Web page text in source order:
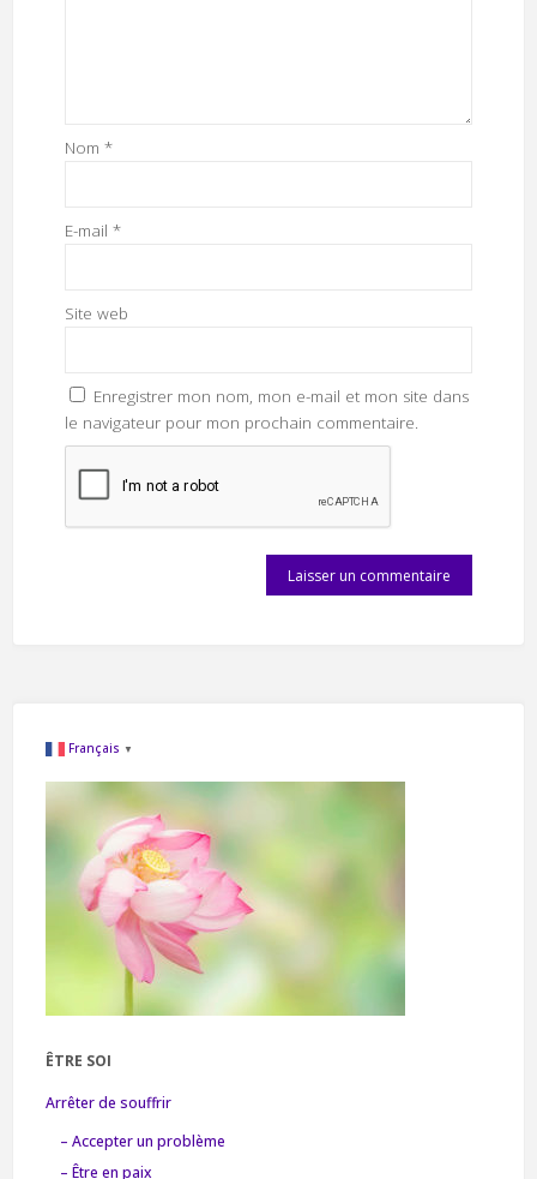
Nom *
E-mail *
Site web
Enregistrer mon nom, mon e-mail et mon site dans
le navigateur pour mon prochain commentaire.
Français ▼
ÊTRE SOI
Arrêter de souffrir
– Accepter un problème
– Être en paix